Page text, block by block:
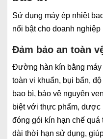
Sử dụng máy ép nhiệt
nổi bật cho doanh nghiệp
Đảm bảo an toàn
Đường hàn kín bằng máy
toàn vi khuẩn, bụi bẩn,
bao bì, bảo vệ nguyên
biệt với thực phẩm,
đóng gói kín hạn chế quá
dài thời hạn sử dụng,